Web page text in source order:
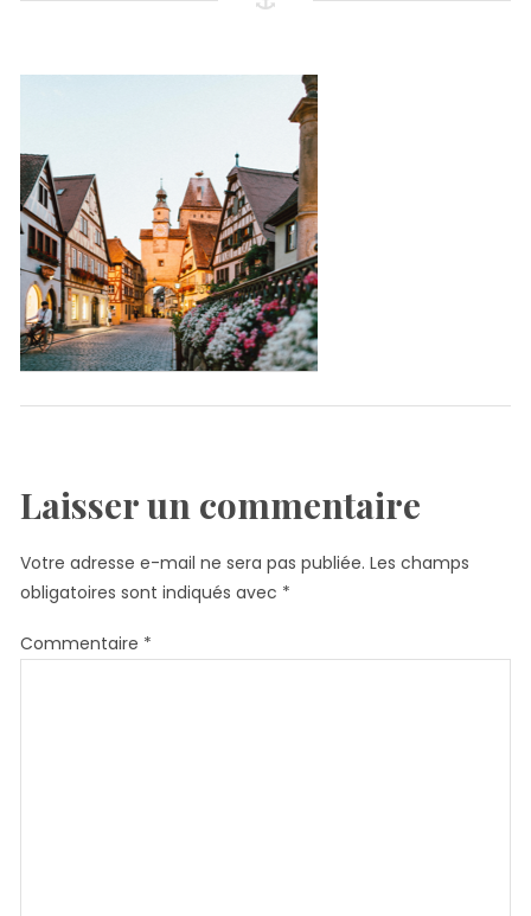
Laisser un commentaire
Votre adresse e-mail ne sera pas publiée. Les champs
obligatoires sont indiqués avec *
Commentaire *